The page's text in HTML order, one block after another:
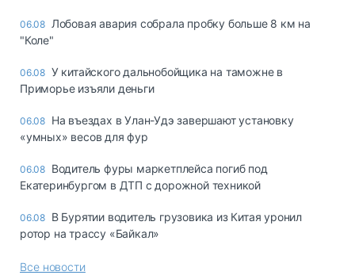
06.08 Лобовая авария собрала пробку больше 8 км на
"Коле"
06.08 У китайского дальнобойщика на таможне в
Приморье изъяли деньги
06.08 Ha въeздax в Улaн-Удэ зaвepшaют ycтaнoвкy
«yмныx» вecoв для фyp
06.08 Водитель фуры маркетплейса погиб под
Екатеринбургом в ДТП с дорожной техникой
06.08 В Бурятии водитель грузовика из Китая уронил
ротор на трассу «Байкал»
Все новости